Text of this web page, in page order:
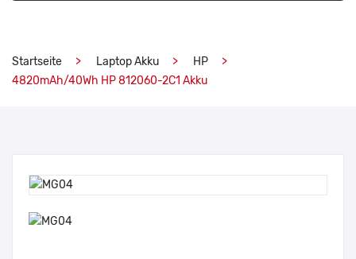
Startseite Laptop Akku
HP
4820mAh/40Wh HP 812060-2C1 Akku